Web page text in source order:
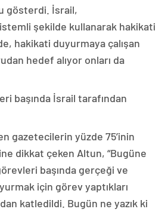
gösterdi. İsrail,
şekilde kullanarak hakikati
hakikati duyurmaya çalışan
hedef alıyor onları da
başında İsrail tarafından
gazetecilerin yüzde 75’inin
dikkat çeken Altun, “Bugüne
başında gerçeği ve
için görev yaptıkları
katledildi. Bugün ne yazık ki